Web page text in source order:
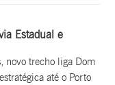
Estadual e
novo trecho liga Dom
até o Porto